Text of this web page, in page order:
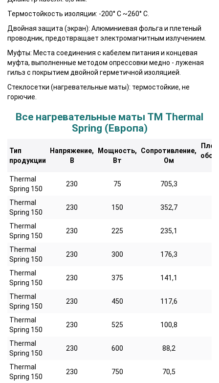
Термостойкость изоляции: -200° C ~260° C.
Двойная защита (экран): Алюминиевая фольга и плетеный
проводник, предотвращает электромагнитным излучением.
Муфты: Места соединения с кабелем питания и концевая
муфта, выполненные методом опрессовки медно - луженая
гильз с покрытием двойной герметичной изоляцией.
Стеклосетки (нагревательные маты): термостойкие, не
горючие.
Все нагревательные маты ТМ Thermal
Spring (Европа)
Тип
продукции
Напряжение,
В
Мощность,
Вт
Сопротивление,
Ом
Thermal
Spring 150
230 75 705,3
Thermal
Spring 150
230 150 352,7
Thermal
Spring 150
230 225 235,1
Thermal
Spring 150
230 300 176,3
Thermal
Spring 150
230 375 141,1
Thermal
Spring 150
230 450 117,6
Thermal
Spring 150
230 525 100,8
Thermal
Spring 150
230 600 88,2
Thermal
Spring 150
230 750 70,5